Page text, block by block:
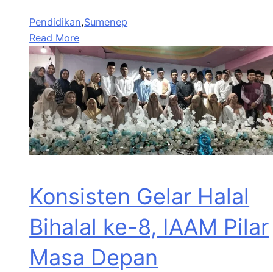
Pendidikan,Sumenep
Read More
Konsisten Gelar Halal
Bihalal ke-8, IAAM Pilar
Masa Depan